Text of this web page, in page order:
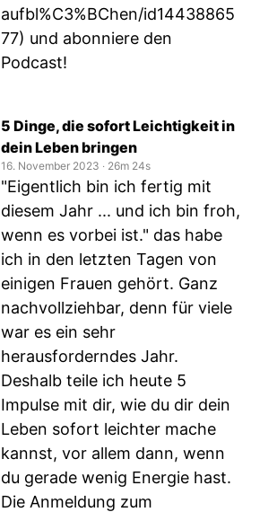
aufbl%C3%BChen/id14438865
77) und abonniere den
Podcast!
5 Dinge, die sofort Leichtigkeit in
dein Leben bringen
16. November 2023 ‧ 26m 24s
"Eigentlich bin ich fertig mit
diesem Jahr ... und ich bin froh,
wenn es vorbei ist." das habe
ich in den letzten Tagen von
einigen Frauen gehört. Ganz
nachvollziehbar, denn für viele
war es ein sehr
herausforderndes Jahr.
Deshalb teile ich heute 5
Impulse mit dir, wie du dir dein
Leben sofort leichter mache
kannst, vor allem dann, wenn
du gerade wenig Energie hast.
Die Anmeldung zum